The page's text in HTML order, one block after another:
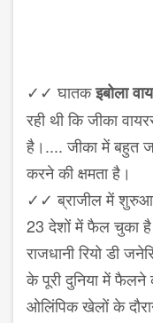
✓✓ घातकइबोला
रही थी कि जीका
है।.... जीका में बहुत
करने की क्षमता है।
✓✓ ब्राजील में
23 देशों में फैल चुका
राजधानी रियो डी
के पूरी दुनिया में
ओलिंपिक खेलों के